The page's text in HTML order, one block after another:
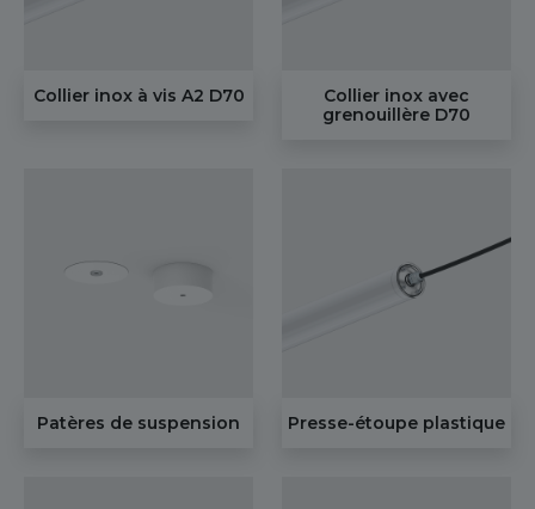
Collier inox à vis A2 D70
Collier inox avec
grenouillère D70
Patères de suspension Presse-étoupe plastique